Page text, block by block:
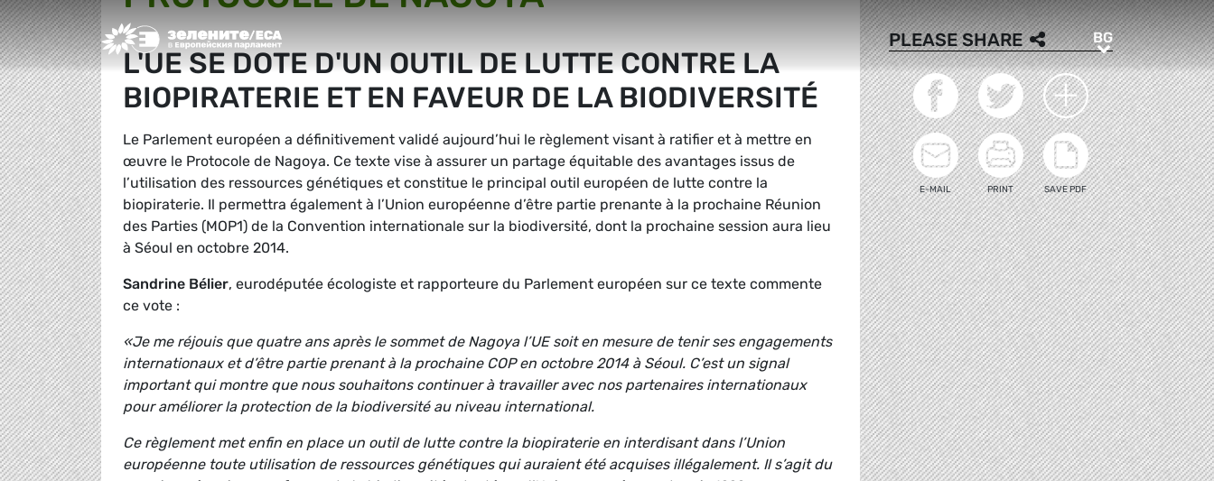
Greens/EFA Home BGBG
L'UE SE DOTE D'UN OUTIL DE LUTTE CONTRE LA
BIOPIRATERIE ET EN FAVEUR DE LA BIODIVERSITÉ
Le Parlement européen a définitivement validé aujourd’hui le règlement visant à ratifier et à mettre en
œuvre le Protocole de Nagoya. Ce texte vise à assurer un partage équitable des avantages issus de
l’utilisation des ressources génétiques et constitue le principal outil européen de lutte contre la
biopiraterie. Il permettra également à l’Union européenne d’être partie prenante à la prochaine Réunion
des Parties (MOP1) de la Convention internationale sur la biodiversité, dont la prochaine session aura lieu
à Séoul en octobre 2014.
Sandrine Bélier, eurodéputée écologiste et rapporteure du Parlement européen sur ce texte commente
ce vote :
«Je me réjouis que quatre ans après le sommet de Nagoya l’UE soit en mesure de tenir ses engagements
internationaux et d’être partie prenant à la prochaine COP en octobre 2014 à Séoul. C’est un signal
important qui montre que nous souhaitons continuer à travailler avec nos partenaires internationaux
pour améliorer la protection de la biodiversité au niveau international.
Ce règlement met enfin en place un outil de lutte contre la biopiraterie en interdisant dans l’Union
européenne toute utilisation de ressources génétiques qui auraient été acquises illégalement. Il s’agit du
PLEASE SHARE
E-MAIL PRINT SAVE PDF